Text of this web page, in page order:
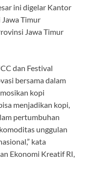
ini digelar Kantor
Timur
Jawa Timur
dan Festival
bersama dalam
kopi
menjadikan kopi,
pertumbuhan
unggulan
kata
Ekonomi Kreatif RI,